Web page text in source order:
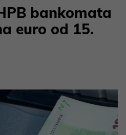
bankomata
euro od 15.